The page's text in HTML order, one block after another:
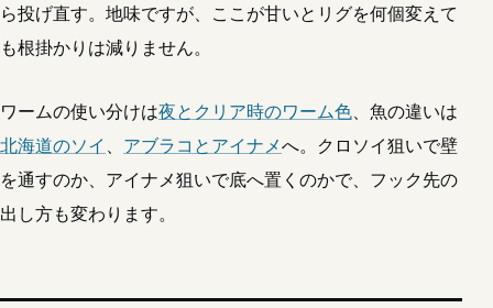
ら投げ直す。地味ですが、ここが甘いとリグを何個変えて
も根掛かりは減りません。
ワームの使い分けは夜とクリア時のワーム色、魚の違いは
北海道のソイ 、 アブラコとアイナメへ。クロソイ狙いで壁
を通すのか、アイナメ狙いで底へ置くのかで、フック先の
出し方も変わります。